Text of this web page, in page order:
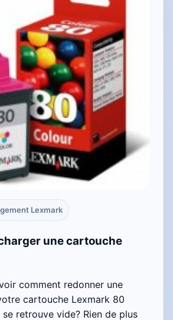
Lexmark
une cartouche
comment redonner une
cartouche Lexmark 80
retrouve vide? Rien de plus